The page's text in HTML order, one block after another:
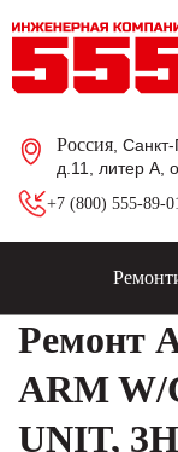
Россия ,
д.11, литер А,
+7 (800) 555-89-
Ремонт
ARM W/
UNIT,